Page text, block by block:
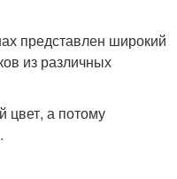
представлен широкий
из различных
а потому